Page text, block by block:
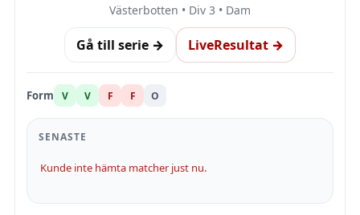
Västerbotten • Div 3 • Dam
Gå till serie → LiveResultat →
Form V V F F O
SENASTE
Kunde inte hämta matcher just nu.